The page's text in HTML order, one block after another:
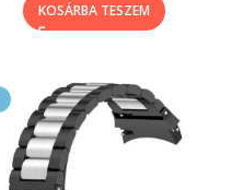
KOSÁRBA TESZEM